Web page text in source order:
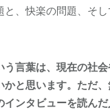
、快楽の問題、そ
言葉は、現在の社
と思います。ただ
ンタビューを読ん